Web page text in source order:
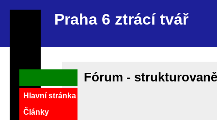
Praha 6 ztrácí tvář
Fórum - strukturovaně
Hlavní stránka
Články